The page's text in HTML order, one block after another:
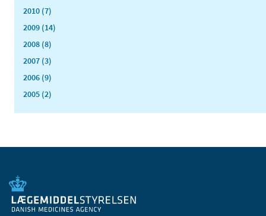
2010 (7)
2009 (14)
2008 (8)
2007 (3)
2006 (9)
2005 (2)